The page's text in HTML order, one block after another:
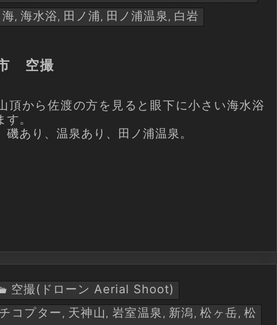
海, 海水浴, 田ノ浦, 田ノ浦温泉 , 白岩
空撮
頂から佐渡の方を見ると眼下に小さい海水浴
。
磯あり、温泉あり、田ノ浦温泉。
空撮(ドローン Aerial Shoot)
コプター , 天神山 , 岩室温泉 , 新潟 ,松ヶ岳 , 松